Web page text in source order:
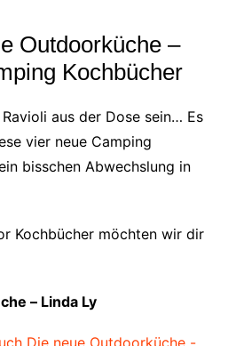
Outdoorküche –
Kochbücher
aus der Dose sein… Es
vier neue Camping
bisschen Abwechslung in
Kochbücher möchten wir dir
– Linda Ly